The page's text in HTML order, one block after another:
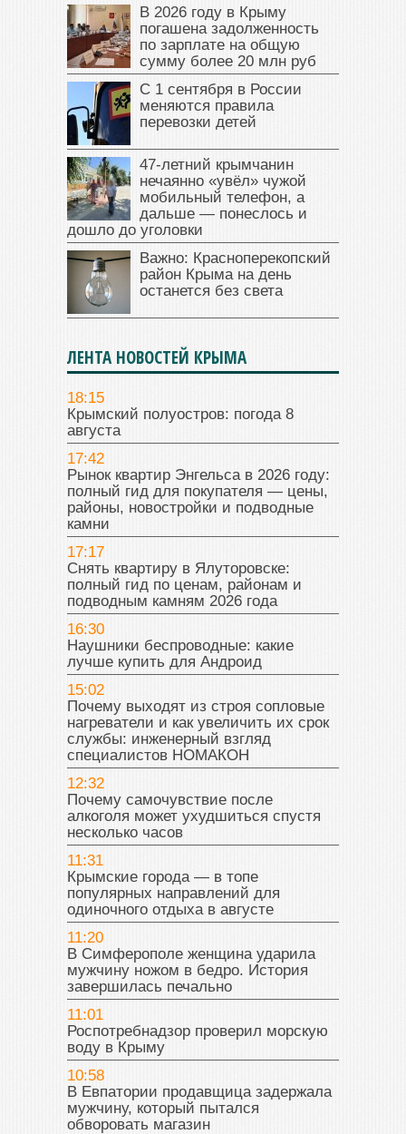
В 2026 году в Крыму
погашена задолженность
по зарплате на общую
сумму более 20 млн руб
С 1 сентября в России
меняются правила
перевозки детей
47‑летний крымчанин
нечаянно «увёл» чужой
мобильный телефон, а
дальше — понеслось и
дошло до уголовки
Важно: Красноперекопский
район Крыма на день
останется без света
ЛЕНТА НОВОСТЕЙ КРЫМА
18:15
Крымский полуостров: погода 8
августа
17:42
Рынок квартир Энгельса в 2026 году:
полный гид для покупателя — цены,
районы, новостройки и подводные
камни
17:17
Снять квартиру в Ялуторовске:
полный гид по ценам, районам и
подводным камням 2026 года
16:30
Наушники беспроводные: какие
лучше купить для Андроид
15:02
Почему выходят из строя сопловые
нагреватели и как увеличить их срок
службы: инженерный взгляд
специалистов НОМАКОН
12:32
Почему самочувствие после
алкоголя может ухудшиться спустя
несколько часов
11:31
Крымские города — в топе
популярных направлений для
одиночного отдыха в августе
11:20
В Симферополе женщина ударила
мужчину ножом в бедро. История
завершилась печально
11:01
Роспотребнадзор проверил морскую
воду в Крыму
10:58
В Евпатории продавщица задержала
мужчину, который пытался
обворовать магазин